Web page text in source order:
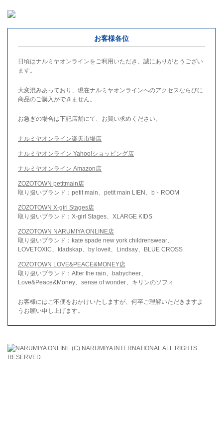
お客様各位
日頃はナルミヤオンラインをご利用いただき、誠にありがとうござい
ます。
大変混みあっており、現在ナルミヤオンラインへのアクセスならびに
商品のご購入ができません。
お急ぎの場合は下記店舗にて、お買い求めください。
ナルミヤオンライン楽天市場店
ナルミヤオンライン Yahoo!ショッピング店
ナルミヤオンライン Amazon店
ZOZOTOWN petitmain店
取り扱いブランド：petit main、petit main LIEN、b・ROOM
ZOZOTOWN X-girl Stages店
取り扱いブランド：X-girl Stages、XLARGE KIDS
ZOZOTOWN NARUMIYA ONLINE店
取り扱いブランド：kate spade new york childrenswear、
LOVETOXIC、kladskap、by loveit、Lindsay、BLUE CROSS
ZOZOTOWN LOVE&PEACE&MONEY店
取り扱いブランド：After the rain、babycheer、
Love&Peace&Money、sense of wonder、キリンのソフィ
お客様にはご不便をおかけいたしますが、何卒ご理解いただきますよ
うお願い申し上げます。